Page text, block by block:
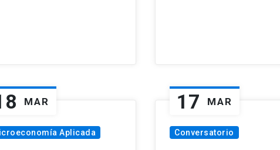
MAR
Aplicada
17 MAR
Conversatorio